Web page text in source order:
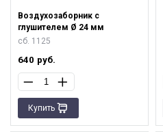
Воздухозаборник с
глушителем Ø 24 мм
сб. 1125
640 руб.
Купить